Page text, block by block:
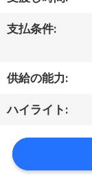
シ
ー
達
支払条件:
供給の能力:
ハイライト: